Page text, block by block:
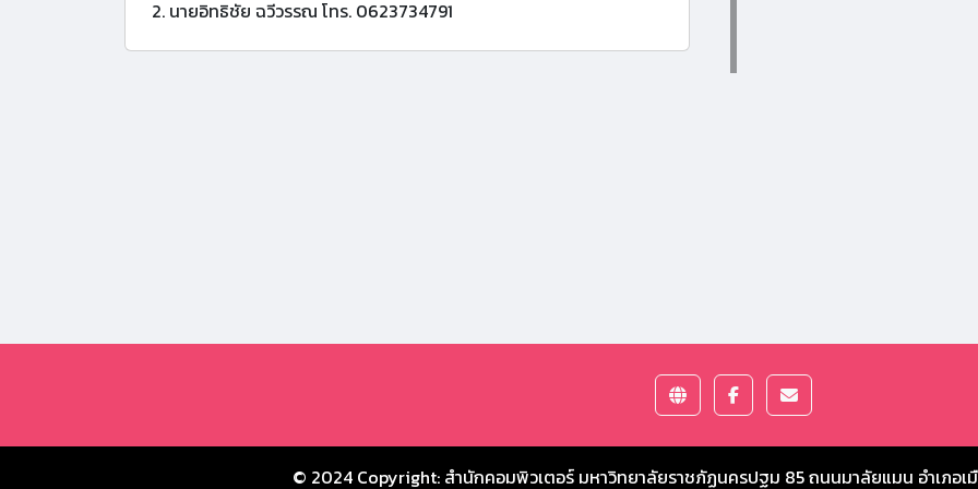
2. นายอิทธิชัย ฉวีวรรณ โทร. 0623734791
© 2024 Copyright: สำนักคอมพิวเตอร์ มหาวิทยาลัยราชภัฏนครปฐม 85 ถนนมาลัยแมน อำเภอ